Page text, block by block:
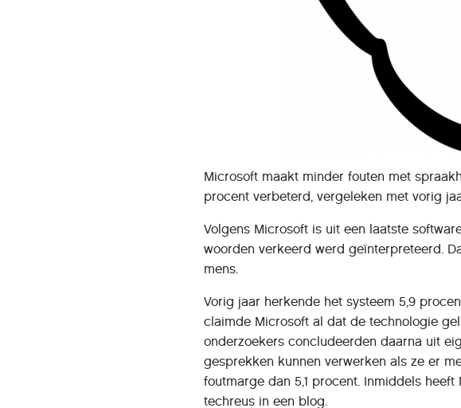
Microsoft maakt minder fouten met
procent verbeterd, vergeleken met vorig
Volgens Microsoft is uit een laatste
woorden verkeerd werd geïnterpreteerd.
mens.
Vorig jaar herkende het systeem 5,9
claimde Microsoft al dat de technologie
onderzoekers concludeerden daarna uit
gesprekken kunnen verwerken als ze er
foutmarge dan 5,1 procent. Inmiddels
techreus in een blog.